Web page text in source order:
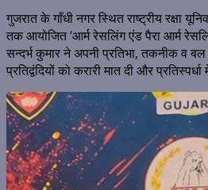
गुजरात के गाँधी नगर स्थित राष्ट्रीय रक्षा
तक आयोजित ‘आर्म रेसलिंग एंड पैरा आर्म
सन्दर्भ कुमार ने अपनी प्रतिभा, तकनीक व
प्रतिद्वंदियों को करारी मात दी और